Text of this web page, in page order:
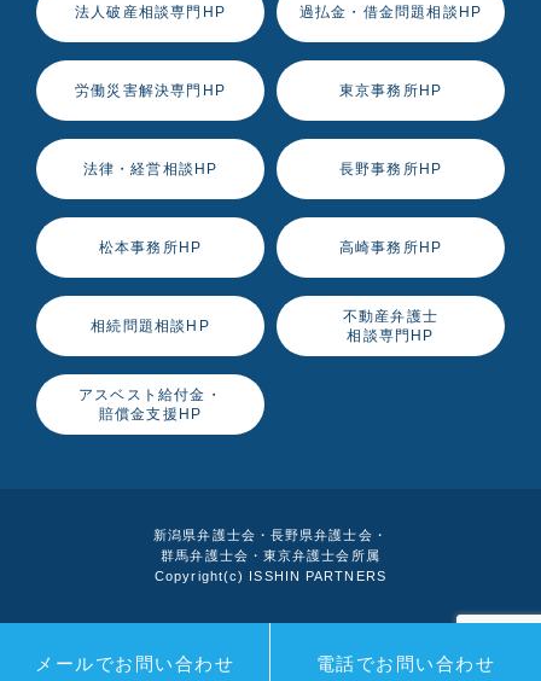
法人破産相談専門HP 過払金・借金問題相談HP
労働災害解決専門HP 東京事務所HP
法律・経営相談HP 長野事務所HP
松本事務所HP 高崎事務所HP
相続問題相談HP
不動産弁護士
相談専門HP
アスベスト給付金・
賠償金支援HP
新潟県弁護士会・長野県弁護士会・
群馬弁護士会・東京弁護士会所属
Copyright(c) ISSHIN PARTNERS
メールでお問い合わせ 電話でお問い合わせ